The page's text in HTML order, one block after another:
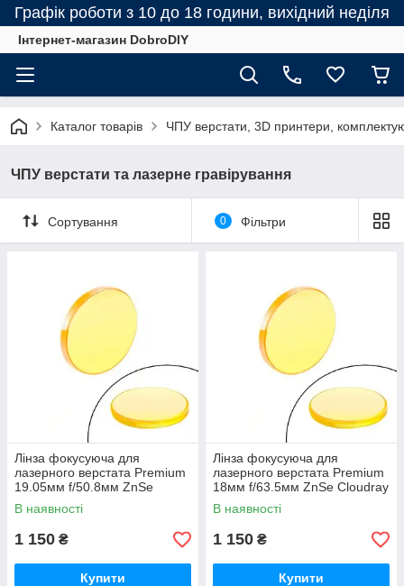
Графік роботи з 10 до 18 години, вихідний неділя
Інтернет-магазин DobroDIY
Каталог товарів ЧПУ верстати, 3D принтери,
ЧПУ верстати та лазерне гравірування
Сортування 0 Фільтри
Лінза фокусуюча для
лазерного верстата Premium
19.05мм f/50.8мм ZnSe
Cloudray
В наявності
1 150 ₴
Купити
Лінза фокусуюча для
лазерного верстата Premium
18мм f/63.5мм ZnSe Cloudray
В наявності
1 150 ₴
Купити